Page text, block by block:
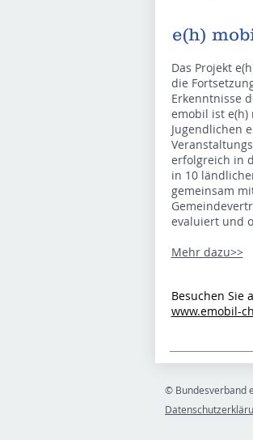
e(h)
Das Projekt
die
Erkenntnisse
emobil ist e(h)
Jugendlichen
erfolgreich in
in 10
gemeinsam
evaluiert und
Mehr dazu>>
Besuchen Sie
www.emobil-
© Bundesverband